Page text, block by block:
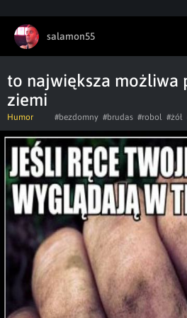
salamon55
to największa możliwa
ziemi
Humor #bezdomny #brudas #robol #żół